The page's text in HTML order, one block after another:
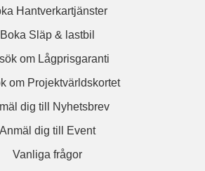
Hantverkartjänster
Boka Släp & lastbil
om Lågprisgaranti
om Projektvärldskortet
dig till Nyhetsbrev
Anmäl dig till Event
Vanliga frågor